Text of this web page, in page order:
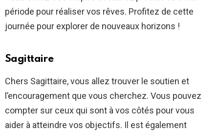
période pour réaliser vos rêves. Profitez de cette
journée pour explorer de nouveaux horizons !
Sagittaire
Chers Sagittaire, vous allez trouver le soutien et
l’encouragement que vous cherchez. Vous pouvez
compter sur ceux qui sont à vos côtés pour vous
aider à atteindre vos objectifs. Il est également